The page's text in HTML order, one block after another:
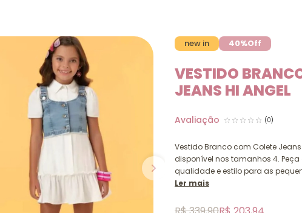
new in 40%Off
VESTIDO
JEANS HI ANGEL
(0)
Vestido Branco com Colete
disponível nos tamanhos 4.
qualidade e estilo para as
Ler mais